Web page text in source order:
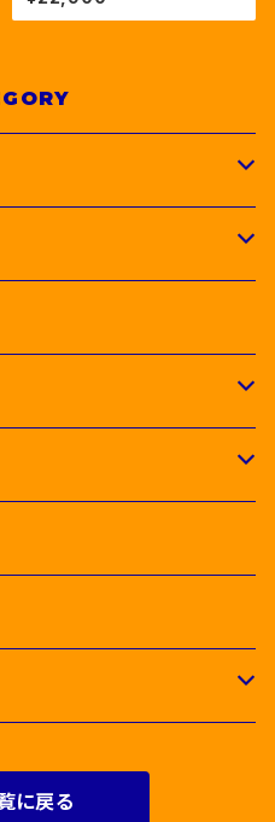
ン FULLサイズ（ETH0907
8）
ト）
ト）
ト）
）
ー）
綱）
）
会用品）
ト）
に戻る